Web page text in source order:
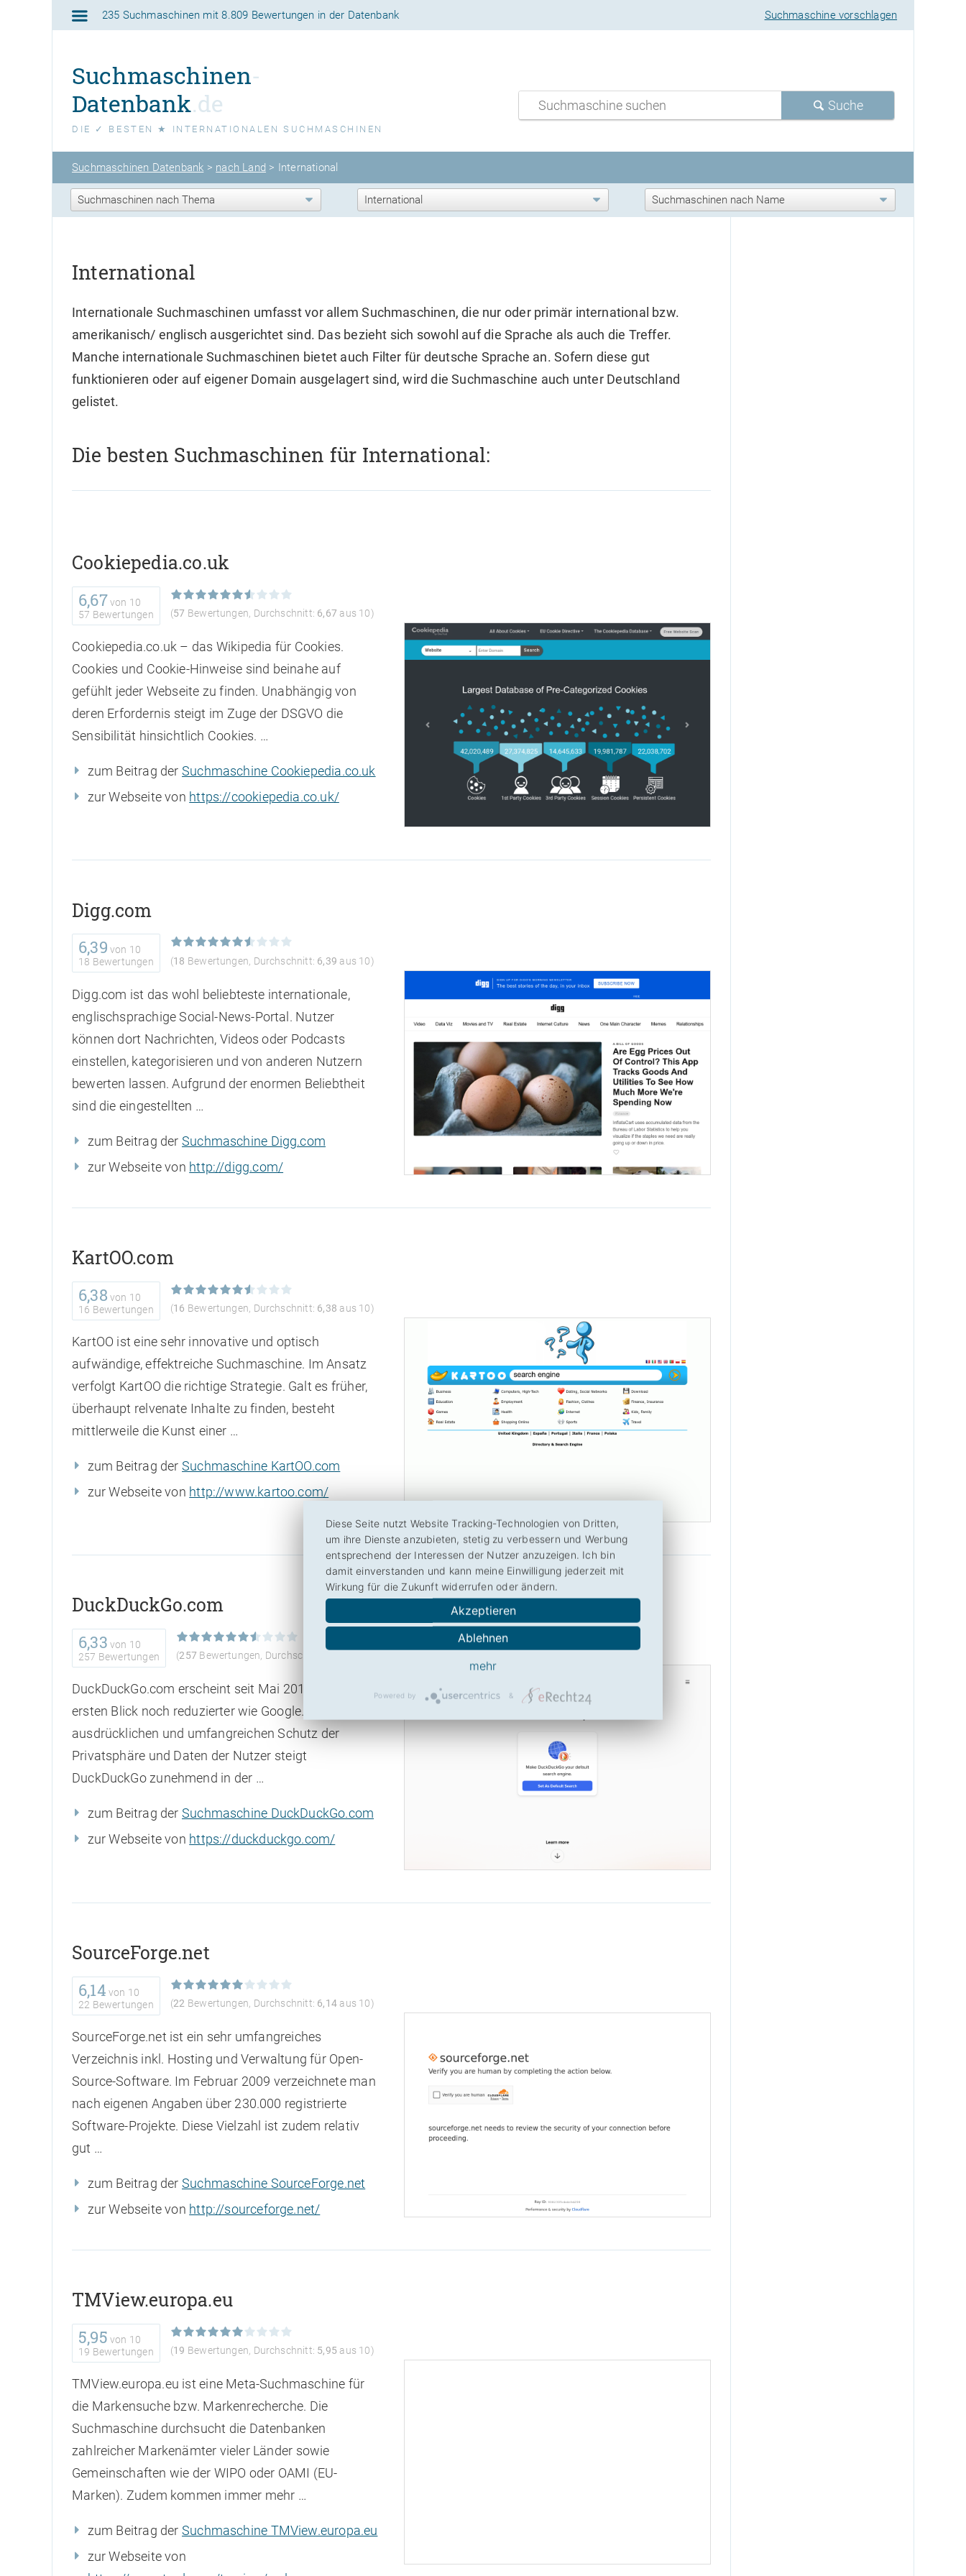
235 Suchmaschinen mit8.809 Bewertungen in der Datenbank Suchmaschine vorschlagen
Suchmaschinen-
Datenbank.de
DIE ✓ BESTEN ★ INTERNATIONALEN SUCHMASCHINEN
Suche
Suchmaschinen Datenbank > nach Land > International
International
Internationale Suchmaschinen umfasst vor allem Suchmaschinen, die nur oder primär international bzw.
amerikanisch/ englisch ausgerichtet sind. Das bezieht sich sowohl auf die Sprache als auch die Treffer.
Manche internationale Suchmaschinen bietet auch Filter für deutsche Sprache an. Sofern diese gut
funktionieren oder auf eigener Domain ausgelagert sind, wird die Suchmaschine auch unter Deutschland
gelistet.
Die besten Suchmaschinen für International:
Cookiepedia.co.uk
6,67von 10
57 Bewertungen
(57 Bewertungen, Durchschnitt: 6,67 aus 10)
Cookiepedia.co.uk – das Wikipedia für Cookies.
Cookies und Cookie-Hinweise sind beinahe auf
gefühlt jeder Webseite zu finden. Unabhängig von
deren Erfordernis steigt im Zuge der DSGVO die
Sensibilität hinsichtlich Cookies. …
zum Beitrag derSuchmaschine Cookiepedia.co.uk
zur Webseite von https://cookiepedia.co.uk/
Digg.com
6,39 von 10
18 Bewertungen
(18 Bewertungen, Durchschnitt: 6,39 aus 10)
Digg.com ist das wohl beliebteste internationale,
englischsprachige Social-News-Portal. Nutzer
können dort Nachrichten, Videos oder Podcasts
einstellen, kategorisieren und von anderen Nutzern
bewerten lassen. Aufgrund der enormen Beliebtheit
sind die eingestellten …
zum Beitrag derSuchmaschine Digg.com
zur Webseite von http://digg.com/
KartOO.com
6,38 von 10
16 Bewertungen
(16 Bewertungen, Durchschnitt: 6,38 aus 10)
KartOO ist eine sehr innovative und optisch
aufwändige, effektreiche Suchmaschine. Im Ansatz
verfolgt KartOO die richtige Strategie. Galt es früher,
überhaupt relvenate Inhalte zu finden, besteht
mittlerweile die Kunst einer …
zum Beitrag derSuchmaschine KartOO.com
zur Webseite von http://www.kartoo.com/
DuckDuckGo.com
6,33 von 10
257 Bewertungen
(257 Bewertungen, Durchschnitt:
DuckDuckGo.com erscheint seit Mai 2014 auf den
ersten Blick noch reduzierter wie Google. Durch den
ausdrücklichen und umfangreichen Schutz der
Privatsphäre und Daten der Nutzer steigt
DuckDuckGo zunehmend in der …
zum Beitrag derSuchmaschine DuckDuckGo.com
zur Webseite von https://duckduckgo.com/
SourceForge.net
6,14 von 10
22 Bewertungen
(22 Bewertungen, Durchschnitt: 6,14aus 10)
SourceForge.net ist ein sehr umfangreiches
Verzeichnis inkl. Hosting und Verwaltung für Open-
Source-Software. Im Februar 2009 verzeichnete man
nach eigenen Angaben über 230.000 registrierte
Software-Projekte. Diese Vielzahl ist zudem relativ
gut …
zum Beitrag derSuchmaschine SourceForge.net
zur Webseite von http://sourceforge.net/
TMView.europa.eu
5,95 von 10
19 Bewertungen
(19 Bewertungen, Durchschnitt: 5,95 aus 10)
TMView.europa.eu ist eine Meta-Suchmaschine für
die Markensuche bzw. Markenrecherche. Die
Suchmaschine durchsucht die Datenbanken
zahlreicher Markenämter vieler Länder sowie
Gemeinschaften wie der WIPO oder OAMI (EU-
Marken). Zudem kommen immer mehr …
zum Beitrag derSuchmaschine TMView.europa.eu
zur Webseite von
Diese Seite nutzt Website Tracking-Technologien von Dritten,
um ihre Dienste anzubieten, stetig zu verbessern und Werbung
entsprechend der Interessen der Nutzer anzuzeigen. Ich bin
damit einverstanden und kann meine Einwilligung jederzeit mit
Wirkung für die Zukunft widerrufen oder ändern.
Akzeptieren
Ablehnen
mehr
Powered by &